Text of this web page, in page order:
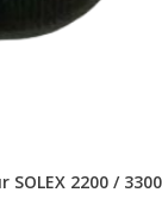
2200 /